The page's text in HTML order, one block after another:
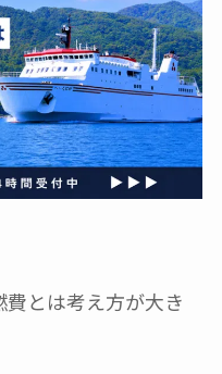
とは考え方が大き